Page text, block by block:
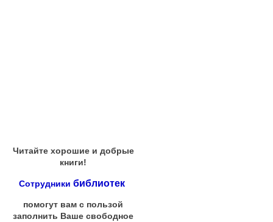
Читайте хорошие и добрые
книги!
Сотрудники библиотек
помогут вам с пользой
заполнить Ваше свободное